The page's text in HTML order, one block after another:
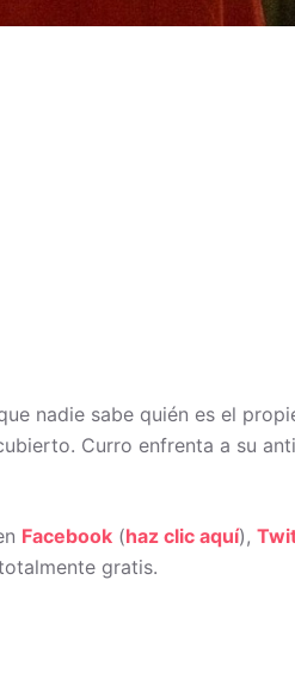
nadie sabe quién es el
Curro enfrenta a su
Facebook (haz clic aquí),
gratis.